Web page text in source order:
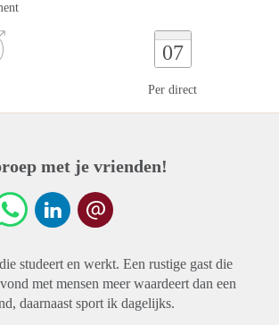
07
Per direct
met je vrienden!
studeert en werkt. Een rustige gast die
met mensen meer waardeert dan een
daarnaast sport ik dagelijks.